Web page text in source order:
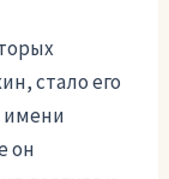
стало его
имени
он